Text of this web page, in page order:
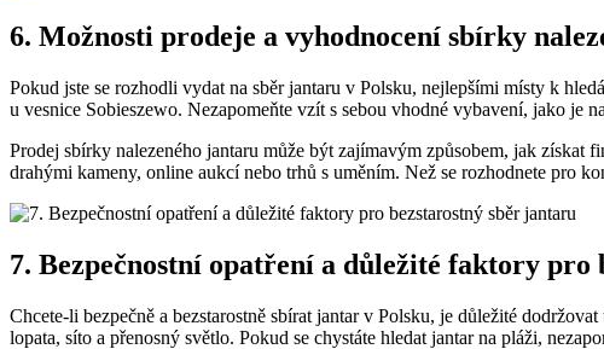
6. Možnosti prodeje a vyhodnocení sbírky
Pokud jste se rozhodli vydat na sběr jantaru v Polsku, nejlepšími místy k
u vesnice Sobieszewo. Nezapomeňte vzít s sebou vhodné vybavení, jako je
Prodej sbírky nalezeného jantaru může být zajímavým způsobem, jak
drahými kameny, online aukcí nebo trhů s uměním. Než se rozhodnete pro
7. Bezpečnostní opatření a důležité faktory pro
Chcete-li bezpečně a bezstarostně sbírat jantar v Polsku, je důležité
lopata, síto a přenosný světlo. Pokud se chystáte hledat jantar na pláži,